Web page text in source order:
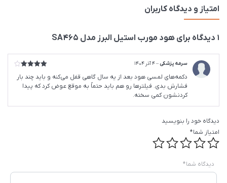
امتیاز و دیدگاه کاربران
1 دیدگاه برای هود مورب استیل البرز مدل SA465
از 5
سرمه پزشکی–4 آذر 1404
دکمه‌های لمسی هود بعد از یه سال گاهی قفل می‌کنه و باید چند بار
فشارش بدی. فیلترها رو هم باید حتماً به موقع عوض کرد که پیدا
کردنشون کمی سخته.
دیدگاه خود را بنویسید
امتیاز شما*
دیدگاه شما*